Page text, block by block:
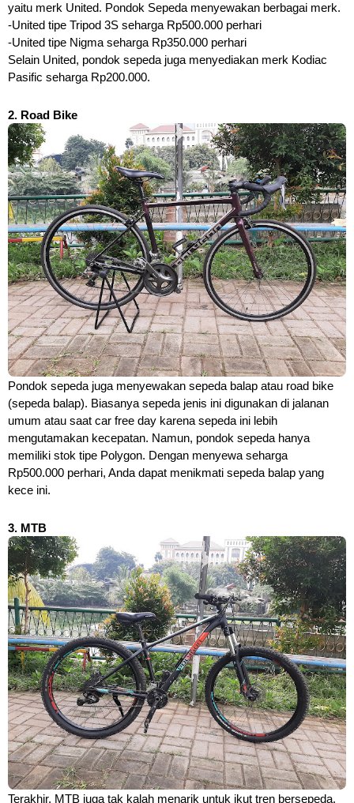
yaitu merk United. Pondok Sepeda menyewakan berbagai merk.
-United tipe Tripod 3S seharga Rp500.000 perhari
-United tipe Nigma seharga Rp350.000 perhari
Selain United, pondok sepeda juga menyediakan merk Kodiac
Pasific seharga Rp200.000.
2. Road Bike
Pondok sepeda juga menyewakan sepeda balap atau road bike
(sepeda balap). Biasanya sepeda jenis ini digunakan di jalanan
umum atau saat car free day karena sepeda ini lebih
mengutamakan kecepatan. Namun, pondok sepeda hanya
memiliki stok tipe Polygon. Dengan menyewa seharga
Rp500.000 perhari, Anda dapat menikmati sepeda balap yang
kece ini.
3. MTB
Terakhir, MTB juga tak kalah menarik untuk ikut tren bersepeda.